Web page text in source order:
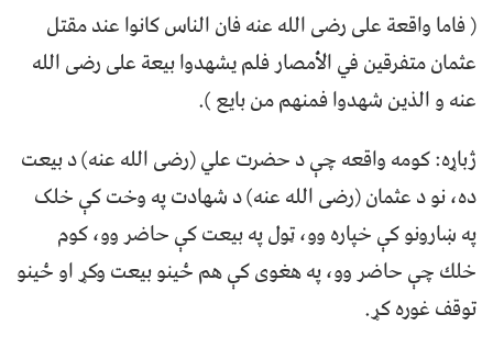
( فاما واقعة على رضى الله عنه فان الناس كانوا عند مقتل
عثمان متفرقين في الأمصار فلم يشهدوا بيعة على رضى الله
عنه و الذين شهدوا فمنهم من بايع ).
ژباړه: کومه واقعه چې د حضرت علي (رضی الله عنه) د بیعت
ده، نو د عثمان (رضی الله عنه) د شهادت په وخت کې خلک
په ښارونو کې خپاره وو، ټول په بيعت کې حاضر وو، کوم
خلك چې حاضر وو، په هغوی کې هم ځینو بیعت وکړ او ځينو
توقف غوره کړ.